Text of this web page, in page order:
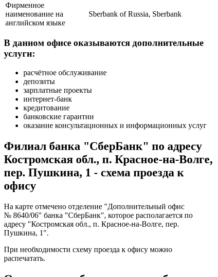
Фирменное
наименование на
английском языке
Sberbank of Russia, Sberbank
В данном офисе оказываются дополнительные
услуги:
расчётное обслуживание
депозиты
зарплатные проекты
интернет-банк
кредитование
банковские гарантии
оказание консультационных и информационных услуг
Филиал банка "СберБанк" по адресу
Костромская обл., п. Красное-на-Волге,
пер. Пушкина, 1 - схема проезда к
офису
На карте отмечено отделение "Дополнительный офис
№ 8640/06" банка "СберБанк", которое располагается по
адресу "Костромская обл., п. Красное-на-Волге, пер.
Пушкина, 1".
При необходимости схему проезда к офису можно
распечатать.